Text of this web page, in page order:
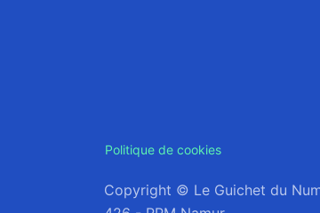
Politique de cookies
Copyright © Le Guichet du